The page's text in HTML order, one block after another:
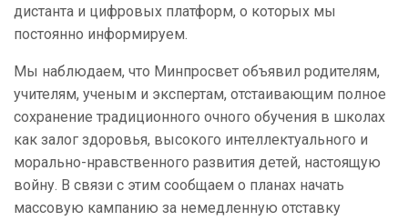
дистанта и цифровых платформ, о которых мы
постоянно информируем.
Мы наблюдаем, что Минпросвет объявил родителям,
учителям, ученым и экспертам, отстаивающим полное
сохранение традиционного очного обучения в школах
как залог здоровья, высокого интеллектуального и
морально-нравственного развития детей, настоящую
войну. В связи с этим сообщаем о планах начать
массовую кампанию за немедленную отставку